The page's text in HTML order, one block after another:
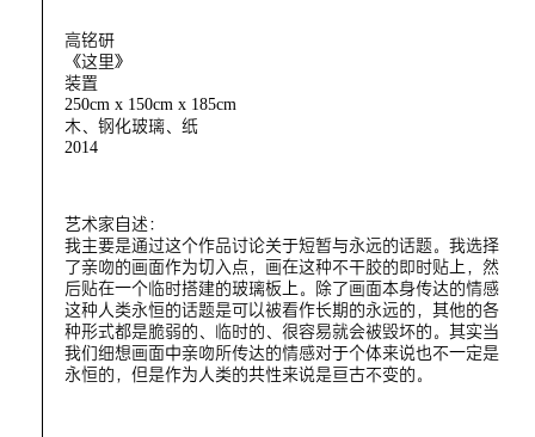
高铭研
《这里》
装置
250cm x 150cm x 185cm
木、钢化玻璃、纸
2014
艺术家自述：
我主要是通过这个作品讨论关于短暂与永远的话题。我选择
了亲吻的画面作为切入点，画在这种不干胶的即时贴上，然
后贴在一个临时搭建的玻璃板上。除了画面本身传达的情感
这种人类永恒的话题是可以被看作长期的永远的，其他的各
种形式都是脆弱的、临时的、很容易就会被毁坏的。其实当
我们细想画面中亲吻所传达的情感对于个体来说也不一定是
永恒的，但是作为人类的共性来说是亘古不变的。